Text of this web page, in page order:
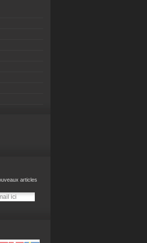
articles